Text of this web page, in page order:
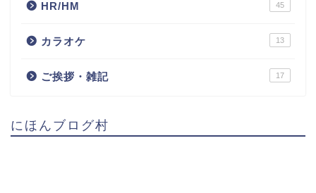
HR/HM 45
カラオケ 13
ご挨拶・雑記 17
にほんブログ村